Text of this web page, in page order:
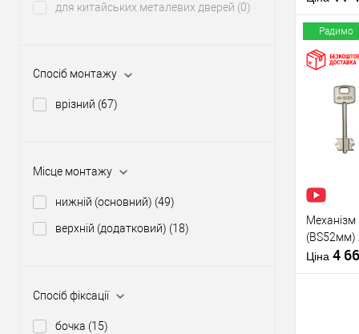
для китайських металевих дверей (0)
Спосіб монтажу
врізний (67)
Місце монтажу
нижній (основний) (49)
верхній (додатковий) (18)
Спосіб фіксації
бочка (15)
Міжосьова
відстань
У
Виробник
Тип товару
Матеріал
Країна
Міжосьова
Радимо
Механізм
(BS52мм)
Ціна 4